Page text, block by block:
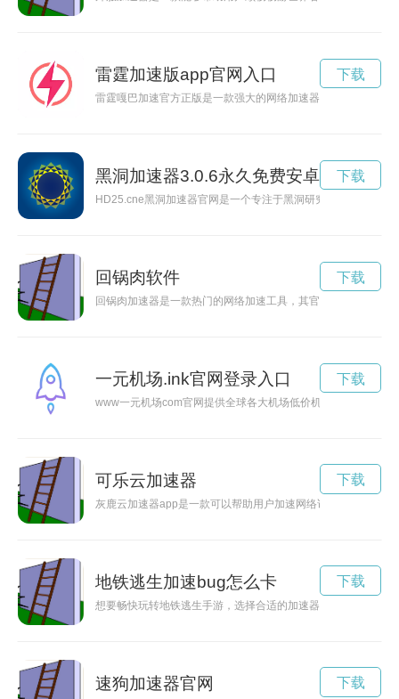
雷霆加速版app官网入口
雷霆嘎巴加速官方正版是一款强大的网络加速器，能够帮助用
下载
黑洞加速器3.0.6永久免费安卓版
HD25.cne黑洞加速器官网是一个专注于黑洞研究和使用的网站
下载
回锅肉软件
回锅肉加速器是一款热门的网络加速工具，其官网提供了方便
下载
一元机场.ink官网登录入口
www一元机场com官网提供全球各大机场低价机票查询和预订
下载
可乐云加速器
灰鹿云加速器app是一款可以帮助用户加速网络访问速度的应
下载
地铁逃生加速bug怎么卡
想要畅快玩转地铁逃生手游，选择合适的加速器是关键。本文
下载
速狗加速器官网 下载